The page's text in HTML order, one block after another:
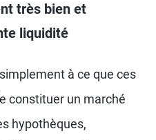
très bien et
liquidité
à ce que ces
constituer un marché
hypothèques,